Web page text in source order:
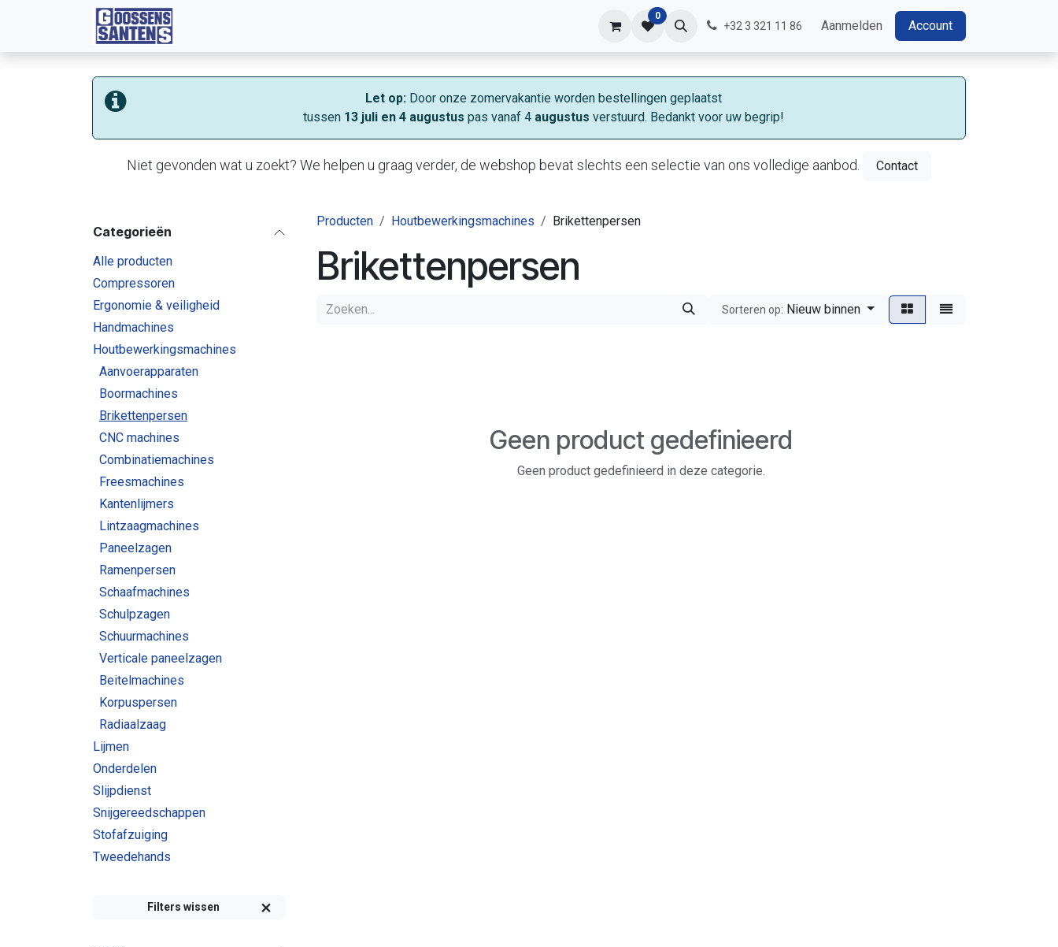
Overslaan naar inhoud
0
+32 3 321 11 86 Aanmelden Account
Let op: Door onze zomervakantie worden bestellingen geplaatst
tussen 13 juli en 4 augustus pas vanaf 4 augustus verstuurd. Bedankt voor uw begrip!
Niet gevonden wat u zoekt? We helpen u graag verder, de webshop bevat slechts een selectie van ons volledige aanbod. Contact
Categorieën
Alle producten
Compressoren
Ergonomie & veiligheid
Handmachines
Houtbewerkingsmachines
Aanvoerapparaten
Boormachines
Brikettenpersen
CNC machines
Combinatiemachines
Freesmachines
Kantenlijmers
Lintzaagmachines
Paneelzagen
Ramenpersen
Schaafmachines
Schulpzagen
Schuurmachines
Verticale paneelzagen
Beitelmachines
Korpuspersen
Radiaalzaag
Lijmen
Onderdelen
Slijpdienst
Snijgereedschappen
Stofafzuiging
Tweedehands
Filters wissen
Producten Houtbewerkingsmachines Brikettenpersen
Brikettenpersen
Sorteren op: Nieuw binnen
Geen product gedefinieerd
Geen product gedefinieerd in deze categorie.